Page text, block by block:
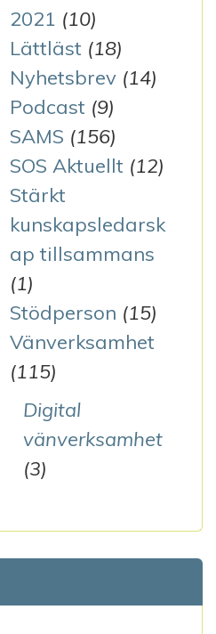
2021 (10)
Lättläst (18)
Nyhetsbrev (14)
Podcast (9)
SAMS (156)
SOS Aktuellt (12)
Stärkt
kunskapsledarsk
ap tillsammans
(1)
Stödperson (15)
Vänverksamhet
(115)
Digital
vänverksamhet
(3)